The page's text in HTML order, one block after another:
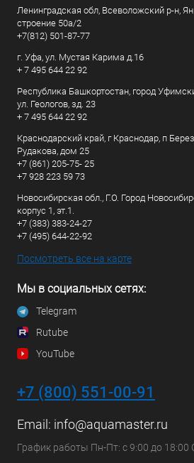
Ленинградская обл, Всеволожский р-н,
строение 50а/2
+7(812) 501-87-77
г. Уфа, ул. Мустая Карима д.16
+ 7 495 644 22 92
Республика Башкортостан, город
ул. Геологов, зд. 23
+ 7 495 644 22 92
Краснодарский край, г Краснодар, п
Рудакова, дом 25
+7 (861) 205-75- 25
+7 928 223 59 73
Новосибирская обл., Г.О. Город
корпус 1, эт.1.
+7 (383) 383-24-27
+7 (495) 644-22-92
Посмотреть все на карте
Мы в социальных сетях:
Telegram
Rutube
YouTube
+7 (800) 551-00-91
Email: info@aquamaster.ru
График работы Пн-Пт: с 9:00 до 18:00